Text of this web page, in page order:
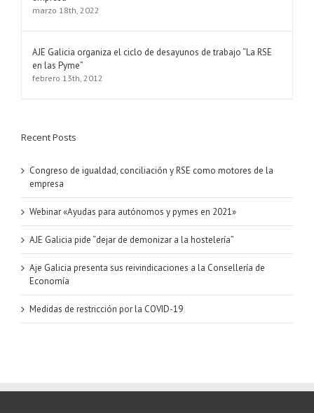
marzo 18th, 2022
AJE Galicia organiza el ciclo de desayunos de trabajo “La RSE
en las Pyme”
febrero 13th, 2012
Recent Posts
Congreso de igualdad, conciliación y RSE como motores de la
empresa
Webinar «Ayudas para autónomos y pymes en 2021»
AJE Galicia pide “dejar de demonizar a la hostelería”
Aje Galicia presenta sus reivindicaciones a la Consellería de
Economía
Medidas de restricción por la COVID-19